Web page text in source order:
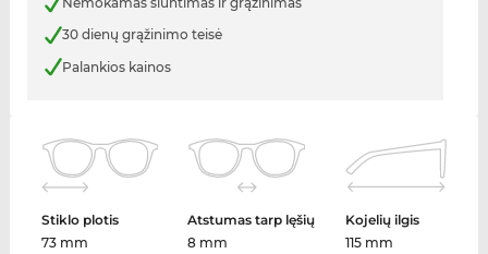
30 dienų grąžinimo teisė
Palankios kainos
Stiklo plotis
73 mm
Atstumas tarp lęšių
8 mm
Kojelių ilgis
115 mm